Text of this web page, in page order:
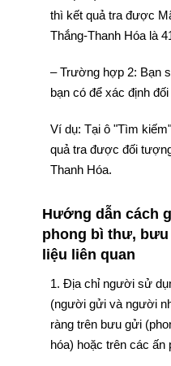
thì kết quả tra được
Thắng-Thanh Hóa là
– Trường hợp 2: Bạn
bạn có để xác định
Ví dụ: Tại ô "Tìm
quả tra được đối
Thanh Hóa.
Hướng dẫn cách
phong bì thư,
liệu liên quan
1. Địa chỉ người sử
(người gửi và người
ràng trên bưu gửi
hóa) hoặc trên các ấn